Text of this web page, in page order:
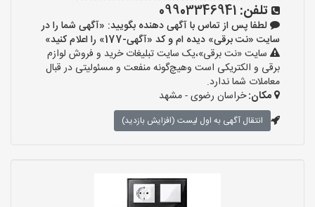
تلفن: 09903346941
لطفا پس از تماس با آگهی دهنده بگویید: «آگهی شما را در
سایت «نت برقی» دیده ام و کد «آگهی-177» را اعلام کنید»
سایت «نت برقی»،یک سایت تبلیغات خرید و فروش لوازم
برقی و الکتریکی است وهیچ‌گونه منفعت و مسئولیتی در قبال
معاملات شما ندارد.
مکان:خراسان رضوی - مشهد
انتقال آگهی به اول لیست (افزایش بازدید)